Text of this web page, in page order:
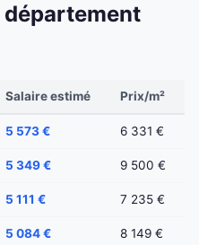
Salaire estimé Prix/m²
5 573 € 6 331 €
5 349 € 9 500 €
5 111 € 7 235 €
5 084 € 8 149 €